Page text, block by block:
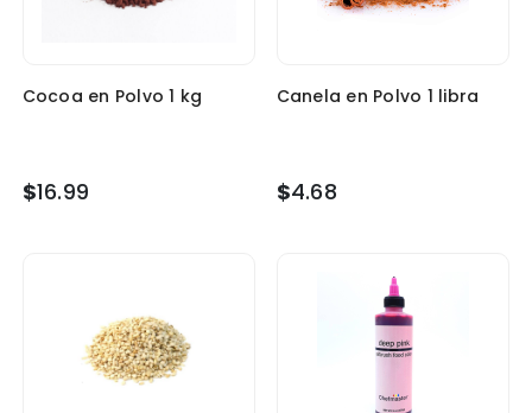
Cocoa en Polvo 1 kg
$16.99
Canela en Polvo 1 libra
$4.68